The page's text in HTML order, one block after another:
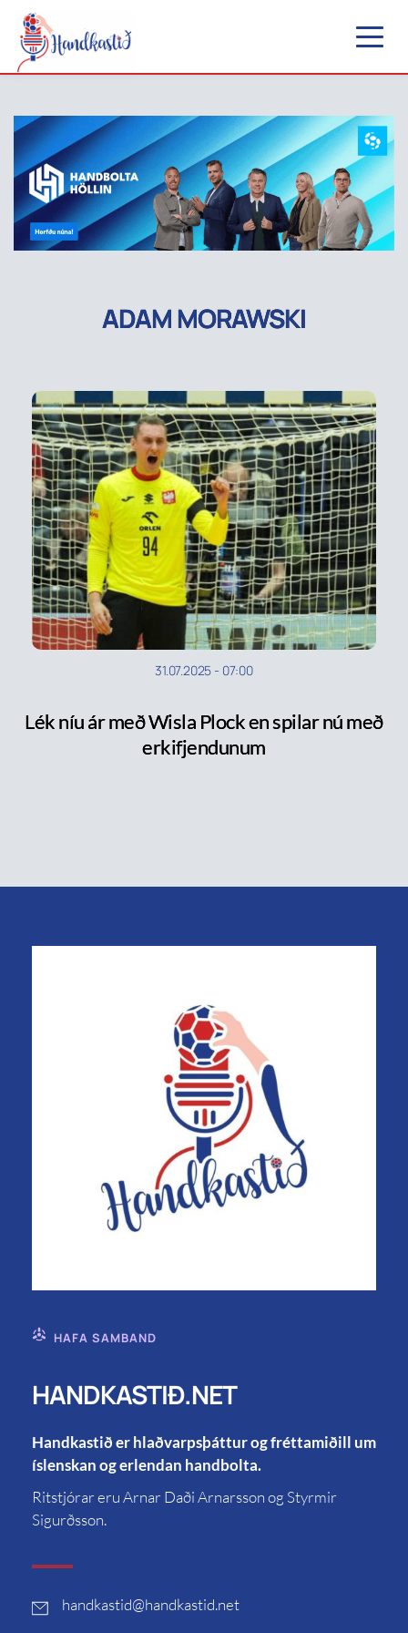
ADAM MORAWSKI
31.07.2025 - 07:00
Lék níu ár með Wisla Plock en spilar nú með
erkifjendunum
HAFA SAMBAND
HANDKASTIÐ.NET
Handkastið er hlaðvarpsþáttur og fréttamiðill um
íslenskan og erlendan handbolta.
Ritstjórar eru Arnar Daði Arnarsson og Styrmir
Sigurðsson.
handkastid@handkastid.net